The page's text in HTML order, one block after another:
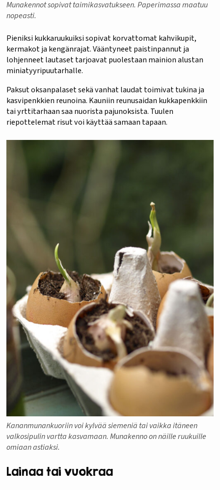
Munakennot sopivat taimikasvatukseen. Paperimassa maatuu
nopeasti.
Pieniksi kukkaruukuiksi sopivat korvattomat kahvikupit,
kermakot ja kengänrajat. Vääntyneet paistinpannut ja
lohjenneet lautaset tarjoavat puolestaan mainion alustan
miniatyyripuutarhalle.
Paksut oksanpalaset sekä vanhat laudat toimivat tukina ja
kasvipenkkien reunoina. Kauniin reunusaidan kukkapenkkiin
tai yrttitarhaan saa nuorista pajunoksista. Tuulen
riepottelemat risut voi käyttää samaan tapaan.
Kananmunankuoriin voi kylvää siemeniä tai vaikka itäneen
valkosipulin vartta kasvamaan. Munakenno on näille ruukuille
omiaan astiaksi.
Lainaa tai vuokraa